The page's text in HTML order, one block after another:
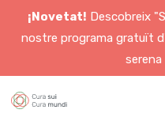
¡Novetat! Descobreix
nostre programa gratuït
serena